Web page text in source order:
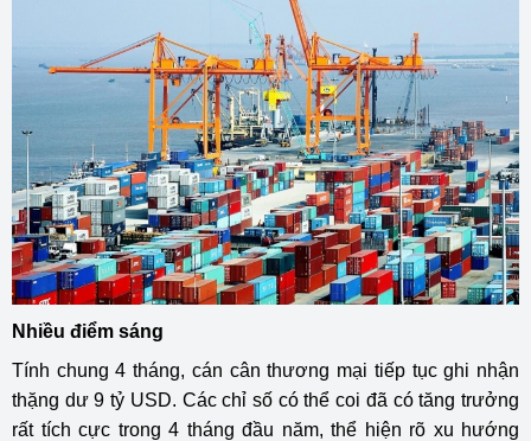
Nhiều điểm sáng
Tính chung 4 tháng, cán cân thương mại tiếp tục ghi nhận
thặng dư 9 tỷ USD. Các chỉ số có thể coi đã có tăng trưởng
rất tích cực trong 4 tháng đầu năm, thể hiện rõ xu hướng